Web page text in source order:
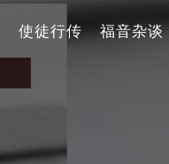
使徒行传 福音杂谈